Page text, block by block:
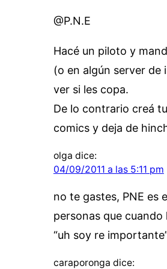
@P.N.E
Hacé un piloto y
(o en algún server de
ver si les copa.
De lo contrario creá
comics y deja de
olga dice:
04/09/2011 a las 5:11 pm
no te gastes, PNE es
personas que
“uh soy re
caraporonga dice: